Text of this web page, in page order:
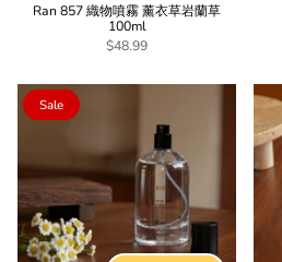
Ran 857 織物噴霧 薰衣草岩蘭草
100ml
$48.99
Sale